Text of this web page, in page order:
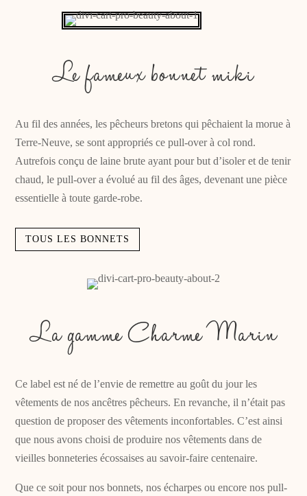
Le fameux bonnet miki
Au fil des années, les pêcheurs bretons qui pêchaient la morue à
Terre-Neuve, se sont appropriés ce pull-over à col rond.
Autrefois conçu de laine brute ayant pour but d’isoler et de tenir
chaud, le pull-over a évolué au fil des âges, devenant une pièce
essentielle à toute garde-robe.
TOUS LES BONNETS
La gamme Charme Marin
Ce label est né de l’envie de remettre au goût du jour les
vêtements de nos ancêtres pêcheurs. En revanche, il n’était pas
question de proposer des vêtements inconfortables. C’est ainsi
que nous avons choisi de produire nos vêtements dans de
vieilles bonneteries écossaises au savoir-faire centenaire.
Que ce soit pour nos bonnets, nos écharpes ou encore nos pull-